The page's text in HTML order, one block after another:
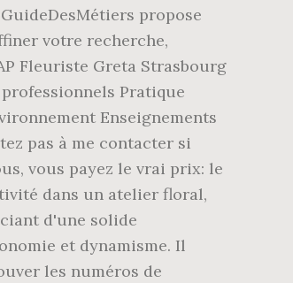
propose
votre recherche,
Fleuriste Greta Strasbourg
Pratique
Enseignements
pas à me contacter si
vous payez le vrai prix: le
dans un atelier floral,
d'une solide
et dynamisme. Il
les numéros de